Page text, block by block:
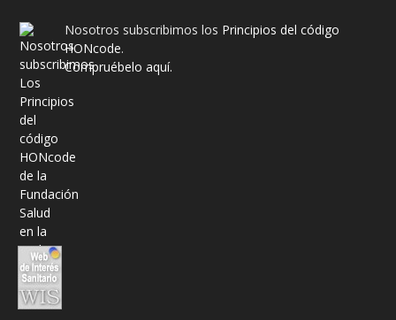
Nosotros subscribimos los Principios del código
HONcode.
Compruébelo aquí.